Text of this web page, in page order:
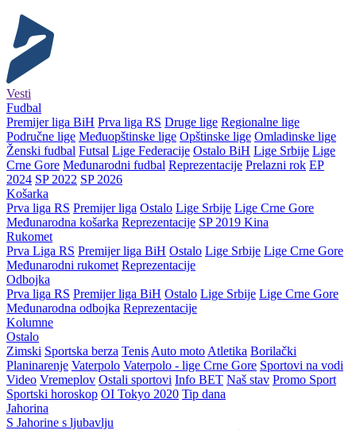
Vesti
Fudbal
Premijer liga BiH Prva liga RS Druge lige Regionalne lige
Područne lige Međuopštinske lige Opštinske lige Omladinske lige
Ženski fudbal Futsal Lige Federacije Ostalo BiH Lige Srbije Lige
Crne Gore Međunarodni fudbal Reprezentacije Prelazni rok EP
2024 SP 2022 SP 2026
Košarka
Prva liga RS Premijer liga Ostalo Lige Srbije Lige Crne Gore
Međunarodna košarka Reprezentacije SP 2019 Kina
Rukomet
Prva Liga RS Premijer liga BiH Ostalo Lige Srbije Lige Crne Gore
Međunarodni rukomet Reprezentacije
Odbojka
Prva liga RS Premijer liga BiH Ostalo Lige Srbije Lige Crne Gore
Međunarodna odbojka Reprezentacije
Kolumne
Ostalo
Zimski Sportska berza Tenis Auto moto Atletika Borilački
Planinarenje Vaterpolo Vaterpolo - lige Crne Gore Sportovi na vodi
Video Vremeplov Ostali sportovi Info BET Naš stav Promo Sport
Sportski horoskop OI Tokyo 2020 Tip dana
Jahorina
S Jahorine s ljubavlju